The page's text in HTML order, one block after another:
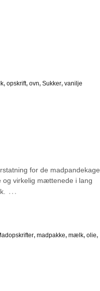
, opskrift, ovn, Sukker, vanilje
for de madpandekage
og virkelig mættenede i lang
…
, madpakke, mælk, olie,